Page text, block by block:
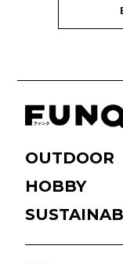
OUTDOOR
HOBBY